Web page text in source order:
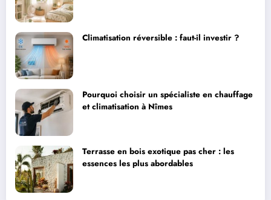
Climatisation réversible : faut-il investir ?
Pourquoi choisir un spécialiste en chauffage
et climatisation à Nîmes
Terrasse en bois exotique pas cher : les
essences les plus abordables